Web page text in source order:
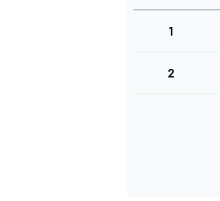
1
2